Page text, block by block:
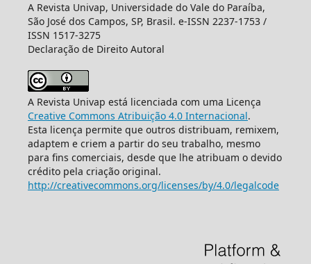
A Revista Univap, Universidade do Vale do Paraíba,
São José dos Campos, SP, Brasil. e-ISSN 2237-1753 /
ISSN 1517-3275
Declaração de Direito Autoral
A Revista Univap está licenciada com uma Licença
Creative Commons Atribuição 4.0 Internacional.
Esta licença permite que outros distribuam, remixem,
adaptem e criem a partir do seu trabalho, mesmo
para fins comerciais, desde que lhe atribuam o devido
crédito pela criação original.
http://creativecommons.org/licenses/by/4.0/legalcode